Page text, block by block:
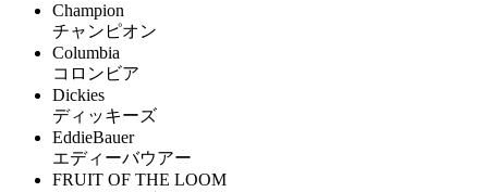
Champion
チャンピオン
Columbia
コロンビア
Dickies
ディッキーズ
EddieBauer
エディーバウアー
FRUIT OF THE LOOM